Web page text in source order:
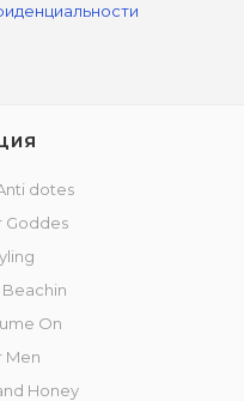
dotes
Goddes
On
Men
Honey